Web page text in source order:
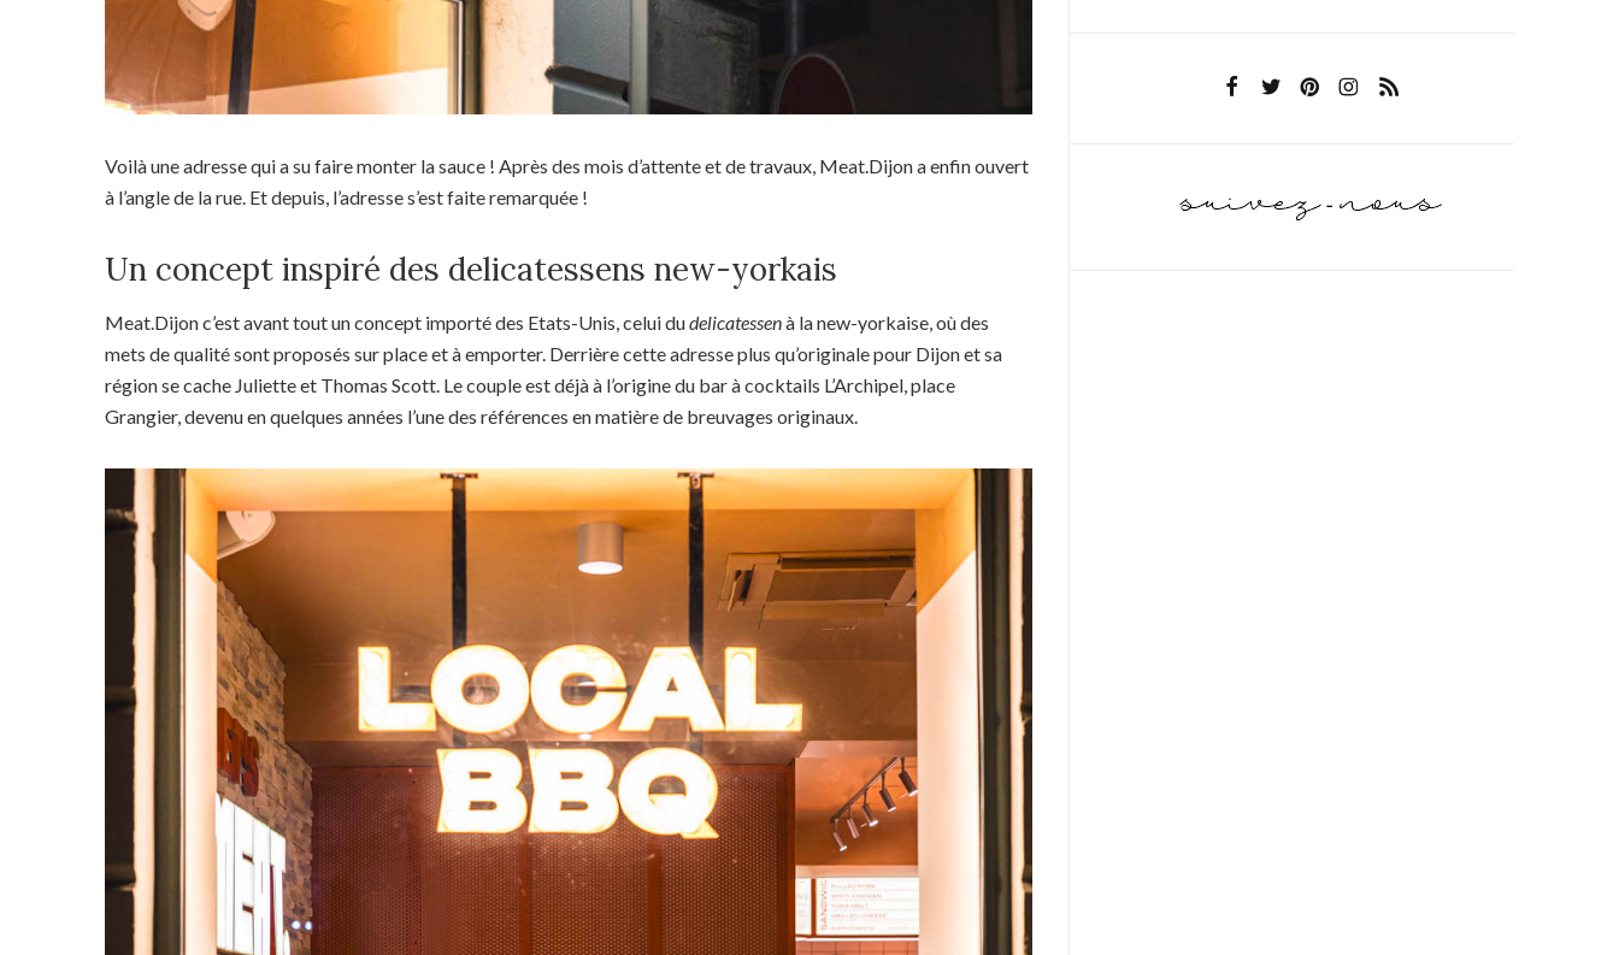
Voilà une adresse qui a su faire monter la sauce ! Après des mois d’attente et de travaux, Meat.Dijon a enfin ouvert
à l’angle de la rue. Et depuis, l’adresse s’est faite remarquée !
Un concept inspiré des delicatessens new-yorkais
Meat.Dijon c’est avant tout un concept importé des Etats-Unis, celui dudelicatessenà la new-yorkaise, où des
mets de qualité sont proposés sur place et à emporter. Derrière cette adresse plus qu’originale pour Dijon et sa
région se cache Juliette et Thomas Scott. Le couple est déjà à l’origine du bar à cocktails L’Archipel, place
Grangier, devenu en quelques années l’une des références en matière de breuvages originaux.